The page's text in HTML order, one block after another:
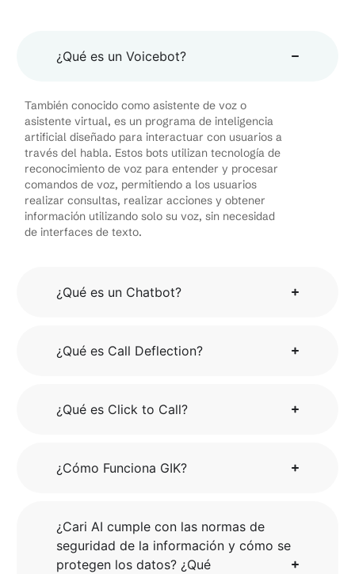
¿Qué es un Voicebot?
También conocido como asistente de voz o
asistente virtual, es un programa de inteligencia
artificial diseñado para interactuar con usuarios a
través del habla. Estos bots utilizan tecnología de
reconocimiento de voz para entender y procesar
comandos de voz, permitiendo a los usuarios
realizar consultas, realizar acciones y obtener
información utilizando solo su voz, sin necesidad
de interfaces de texto.
¿Qué es un Chatbot?
¿Qué es Call Deflection?
¿Qué es Click to Call?
¿Cómo Funciona GIK?
¿Cari AI cumple con las normas de
seguridad de la información y cómo se
protegen los datos? ¿Qué